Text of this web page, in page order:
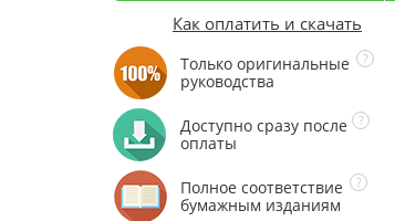
Как оплатить и скачать
Только оригинальные
руководства
Доступно сразу после
оплаты
Полное соответствие
бумажным изданиям